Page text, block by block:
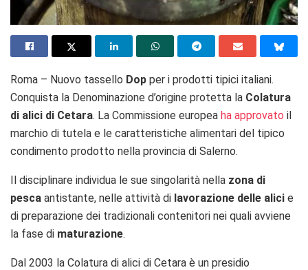
Roma – Nuovo tassello Dop per i prodotti tipici italiani.
Conquista la Denominazione d’origine protetta la Colatura
di alici di Cetara. La Commissione europea ha approvato il
marchio di tutela e le caratteristiche alimentari del tipico
condimento prodotto nella provincia di Salerno.
Il disciplinare individua le sue singolarità nella zona di
pesca antistante, nelle attività di lavorazione delle alici e
di preparazione dei tradizionali contenitori nei quali avviene
la fase di maturazione.
Dal 2003 la Colatura di alici di Cetara è un presidio